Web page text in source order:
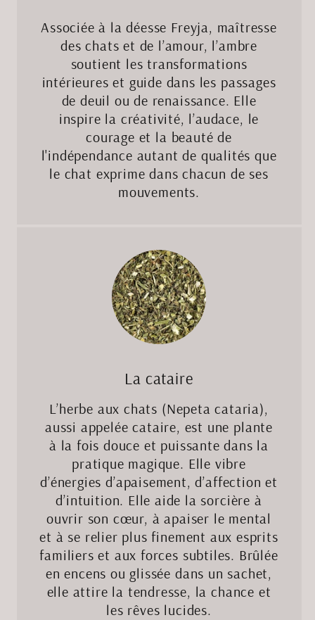
Associée à la déesse Freyja, maîtresse
des chats et de l’amour, l’ambre
soutient les transformations
intérieures et guide dans les passages
de deuil ou de renaissance. Elle
inspire la créativité, l’audace, le
courage et la beauté de
l'indépendance autant de qualités que
le chat exprime dans chacun de ses
mouvements.
La cataire
L’herbe aux chats (Nepeta cataria),
aussi appelée cataire, est une plante
à la fois douce et puissante dans la
pratique magique. Elle vibre
d’énergies d’apaisement, d’affection et
d’intuition. Elle aide la sorcière à
ouvrir son cœur, à apaiser le mental
et à se relier plus finement aux esprits
familiers et aux forces subtiles. Brûlée
en encens ou glissée dans un sachet,
elle attire la tendresse, la chance et
les rêves lucides.